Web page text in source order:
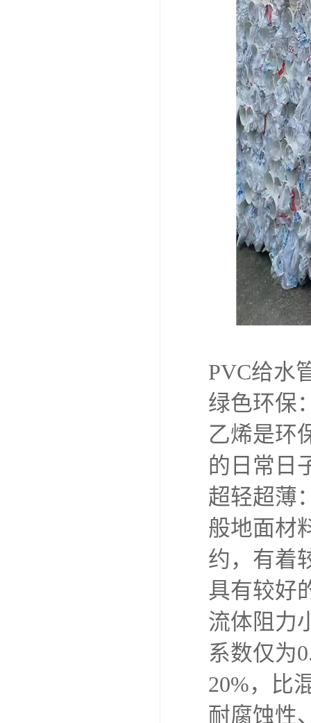
PVC给水
绿色环保
乙烯是环
的日常日
超轻超薄
般地面材
约，有着
具有较好
流体阻力
系数仅为
20%，比
耐腐蚀性